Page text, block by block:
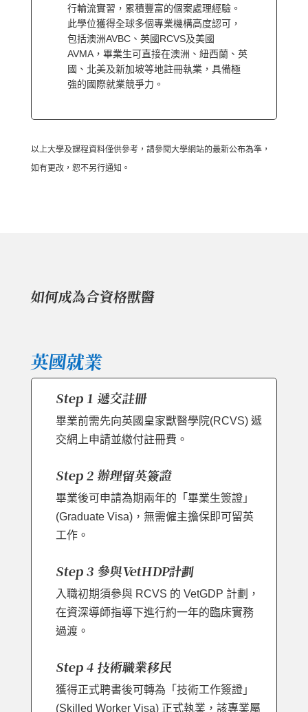
行輪流實習，累積豐富的個案處理經驗。
此學位獲得全球多個專業機構高度認可，
包括澳洲AVBC、英國RCVS及美國
AVMA，畢業生可直接在澳洲、紐西蘭、英
國、北美及新加坡等地註冊執業，具備極
強的國際就業競爭力。
以上大學及課程資料僅供參考，請參閱大學網站的最新公布為準，
如有更改，恕不另行通知。
如何成為合資格獸醫
英國就業
Step 1 遞交註冊
畢業前需先向英國皇家獸醫學院(RCVS) 遞
交網上申請並繳付註冊費。
Step 2 辦理留英簽證
畢業後可申請為期兩年的「畢業生簽證」
(Graduate Visa)，無需僱主擔保即可留英
工作。
Step 3 參與VetHDP計劃
入職初期須參與 RCVS 的 VetGDP 計劃，
在資深導師指導下進行約一年的臨床實務
過渡。
Step 4 技術職業移民
獲得正式聘書後可轉為「技術工作簽證」
(Skilled Worker Visa) 正式執業，該專業屬